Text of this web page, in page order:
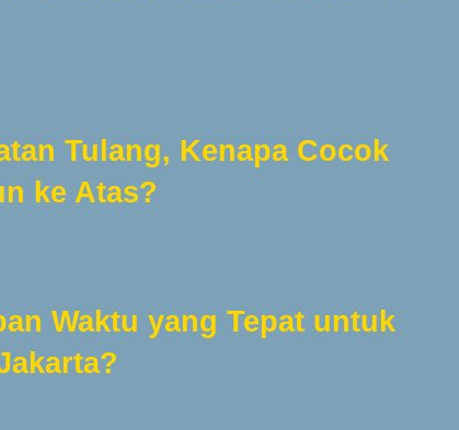
Tulang, Kenapa Cocok
ke Atas?
Waktu yang Tepat untuk